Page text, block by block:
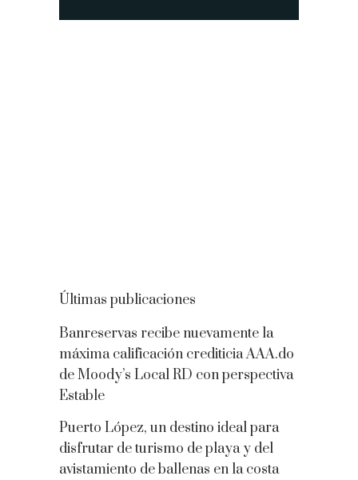
Últimas publicaciones
Banreservas recibe nuevamente la
máxima calificación crediticia AAA.do
de Moody’s Local RD con perspectiva
Estable
Puerto López, un destino ideal para
disfrutar de turismo de playa y del
avistamiento de ballenas en la costa